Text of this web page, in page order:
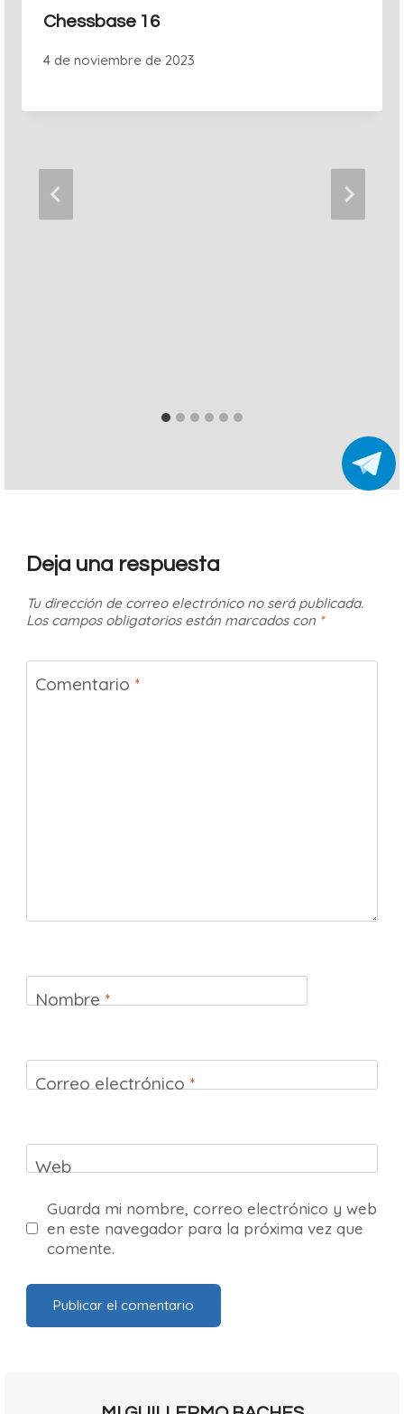
Chessbase 16
4 de noviembre de 2023
Deja una respuesta
Tu dirección de correo electrónico no será publicada.
Los campos obligatorios están marcados con *
Comentario *
Nombre *
Correo electrónico *
Web
Guarda mi nombre, correo electrónico y web
en este navegador para la próxima vez que
comente.